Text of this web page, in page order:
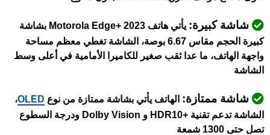
شاشة كبيرة:
يأتي هاتف Motorola Edge+ 2023 بشاشة
كبيرة الحجم مقاس 6.67 بوصة، الشاشة تغطي معظم مساحة
واجهة الهاتف، ما عدا ثقب صغير للكاميرا الأمامية في أعلى وسط
الشاشة
شاشة ممتازة: الهاتف يأتي بشاشة ممتازة من نوع OLED،
الشاشة تدعم تقنية +HDR10 و Dolby Vision ودرجة السطوع
تصل حتى 1300 شمعة